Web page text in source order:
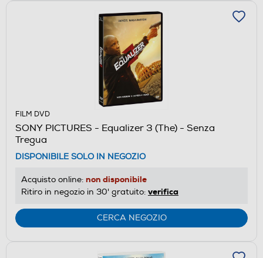
FILM DVD
SONY PICTURES - Equalizer 3 (The) - Senza
Tregua
DISPONIBILE SOLO IN NEGOZIO
Acquisto online: non disponibile
Ritiro in negozio in 30' gratuito: verifica
CERCA NEGOZIO